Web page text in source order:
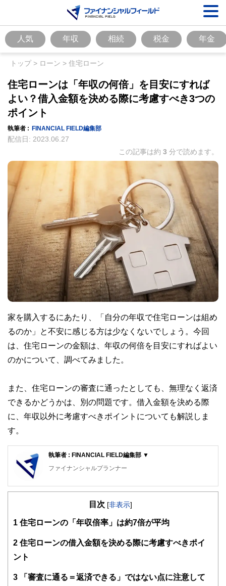
人気 年収 相続 税金 年金
トップ> ローン > 住宅ローン
住宅ローンは「年収の何倍」を目安にすれば
よい？借入金額を決める際に考慮すべき3つの
ポイント
執筆者 : FINANCIAL FIELD編集部
配信日: 2023.06.27
この記事は約 3 分で読めます。
家を購入するにあたり、「自分の年収で住宅ローンは組め
るのか」と不安に感じる方は少なくないでしょう。今回
は、住宅ローンの金額は、年収の何倍を目安にすればよい
のかについて、調べてみました。
また、住宅ローンの審査に通ったとしても、無理なく返済
できるかどうかは、別の問題です。借入金額を決める際
に、年収以外に考慮すべきポイントについても解説しま
す。
執筆者 : FINANCIAL FIELD編集部 ▼
ファイナンシャルプランナー
FinancialField編集部は、金融、経済に関する記事を、日々
知識がない方でも理解できるようわかりやすく発信していま
得者を中心に「お金や暮らし」に関する書籍・雑誌の編集経
験者で構成され、企画立案から記事掲載まですべての工程に
FinancialFieldの特徴は、ファイナンシャルプランナー、弁
目次 [非表示]
1 住宅ローンの「年収倍率」は約7倍が平均
2 住宅ローンの借入金額を決める際に考慮すべきポイ
ント
3 「審査に通る＝返済できる」ではない点に注意して